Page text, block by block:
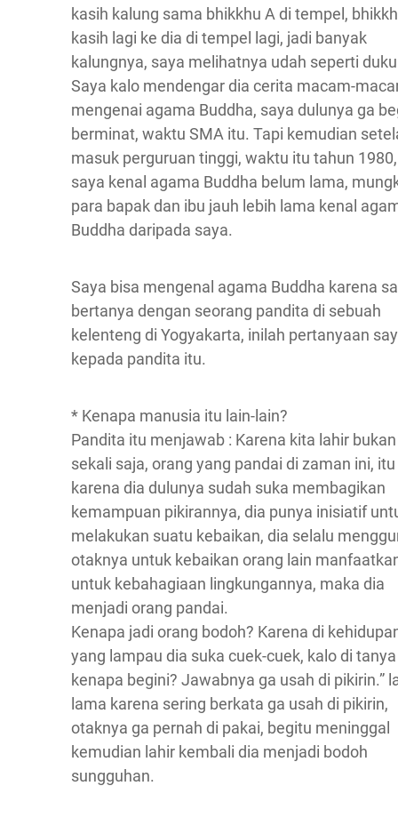
kasih kalung sama bhikkhu A di tempel,
kasih lagi ke dia di tempel lagi, jadi banyak
kalungnya, saya melihatnya udah seperti
Saya kalo mendengar dia cerita macam-
mengenai agama Buddha, saya dulunya ga
berminat, waktu SMA itu. Tapi kemudian
masuk perguruan tinggi, waktu itu tahun
saya kenal agama Buddha belum lama,
para bapak dan ibu jauh lebih lama kenal
Buddha daripada saya.
Saya bisa mengenal agama Buddha karena
bertanya dengan seorang pandita di sebuah
kelenteng di Yogyakarta, inilah pertanyaan
kepada pandita itu.
* Kenapa manusia itu lain-lain?
Pandita itu menjawab : Karena kita lahir bukan
sekali saja, orang yang pandai di zaman ini, itu
karena dia dulunya sudah suka membagikan
kemampuan pikirannya, dia punya inisiatif
melakukan suatu kebaikan, dia selalu
otaknya untuk kebaikan orang lain
untuk kebahagiaan lingkungannya, maka dia
menjadi orang pandai.
Kenapa jadi orang bodoh? Karena di
yang lampau dia suka cuek-cuek, kalo di tanya
kenapa begini? Jawabnya ga usah di pikirin.”
lama karena sering berkata ga usah di pikirin,
otaknya ga pernah di pakai, begitu meninggal
kemudian lahir kembali dia menjadi bodoh
sungguhan.